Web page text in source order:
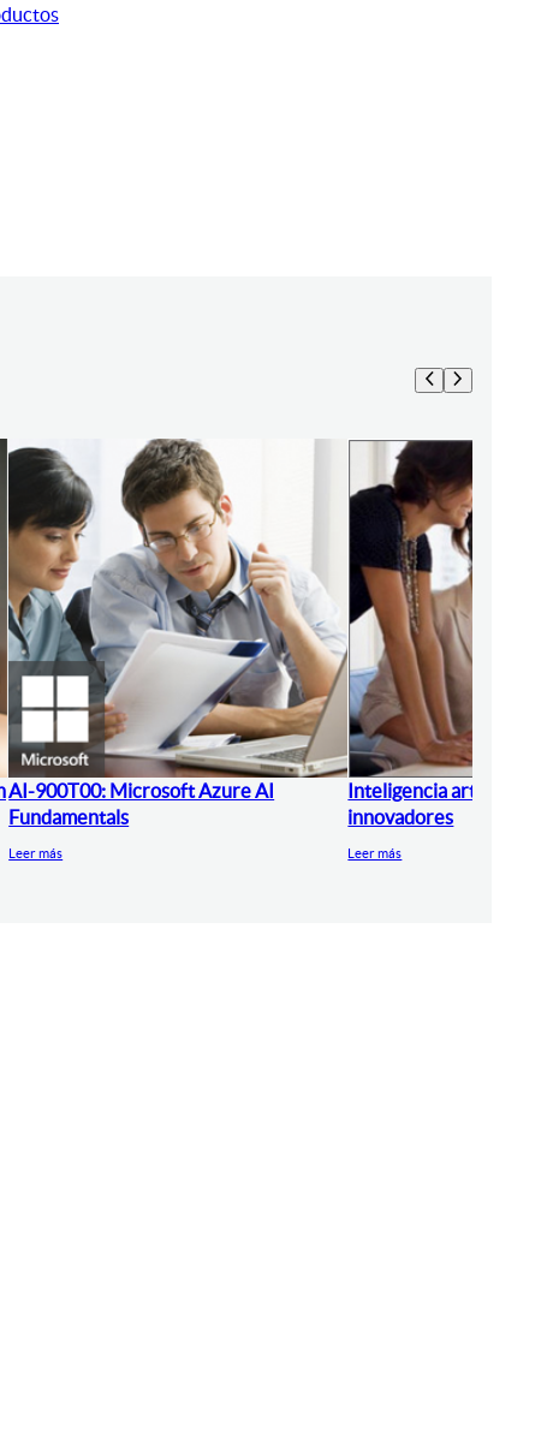
AI-900T00: Microsoft Azure AI
Fundamentals
Leer más
Inteligencia artificial
innovadores
Leer más